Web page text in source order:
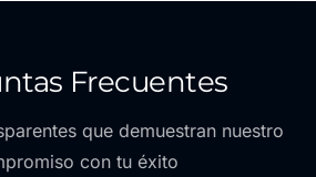
Frecuentes
que demuestran nuestro
con tu éxito